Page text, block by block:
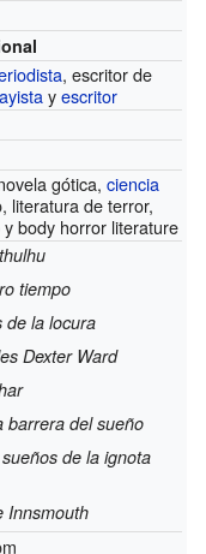
, escritor de
yescritor
gótica,ciencia
literatura de terror,
body horror literature
tiempo
de la locura
Dexter Ward
barrera del sueño
de la ignota
Innsmouth